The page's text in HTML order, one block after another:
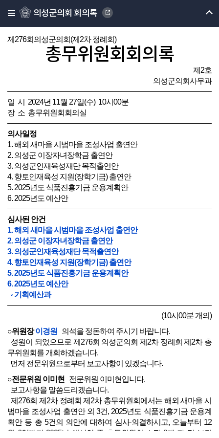
의성군의회 회의록
제276회의성군의회(제2차 정례회)
총무위원회회의록
제2호
의성군의회사무과
일 시 2024년 11월 27일(수) 10시00분
장 소 총무위원회회의실
의사일정
1. 해외 새마을 시범마을 조성사업 출연안
2. 의성군 이장자녀장학금 출연안
3. 의성군인재육성재단 목적출연안
4. 향토인재육성 지원(장학기금) 출연안
5. 2025년도 식품진흥기금 운용계획안
6. 2025년도 예산안
심사된 안건
1. 해외 새마을 시범마을 조성사업 출연안
2. 의성군 이장자녀장학금 출연안
3. 의성군인재육성재단 목적출연안
4. 향토인재육성 지원(장학기금) 출연안
5. 2025년도 식품진흥기금 운용계획안
6. 2025년도 예산안
◦ 기획예산과
(10시00분 개의)
○위원장이경원
의석을 정돈하여 주시기 바랍니다.
성원이 되었으므로 제276회 의성군의회 제2차 정례회 제2차 총
무위원회를 개회하겠습니다.
먼저 전문위원으로부터 보고사항이 있겠습니다.
○전문위원 이미현
전문위원 이미현입니다.
보고사항을 말씀드리겠습니다.
제276회 제2차 정례회 제2차 총무위원회에서는 해외 새마을 시
범마을 조성사업 출연안 외 3건, 2025년도 식품진흥기금 운용계
획안 등 총 5건의 의안에 대하여 심사·의결하시고, 오늘부터 12
월 6일까지 2025년 예산안 중 총무위원회 소관 8개 과 및 보건